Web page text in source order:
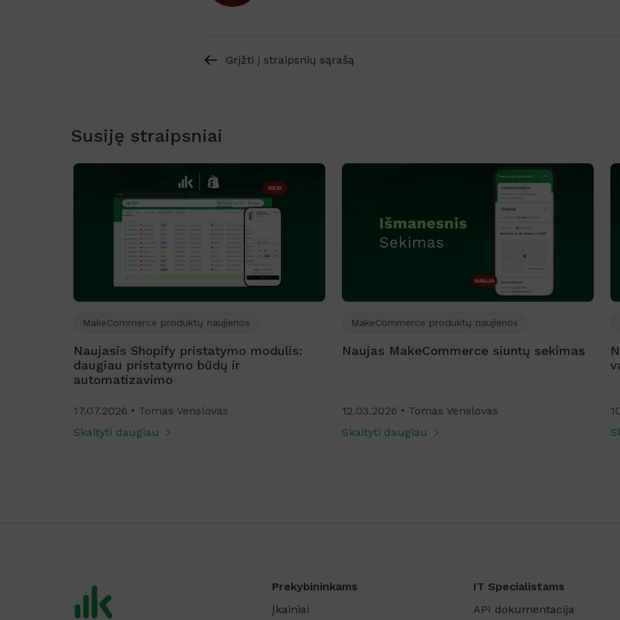
Grįžti į straipsnių sąrašą
Susiję straipsniai
MakeCommerce produktų naujienos
Naujasis Shopify pristatymo modulis:
daugiau pristatymo būdų ir
automatizavimo
17.07.2026
Tomas Venslovas
Skaityti daugiau
MakeCommerce produktų naujienos
Naujas MakeCommerce siuntų sekimas
12.03.2026
Tomas Venslovas
Skaityti daugiau
Prekybininkams
Įkainiai
IT Specialistams
API dokumentacija